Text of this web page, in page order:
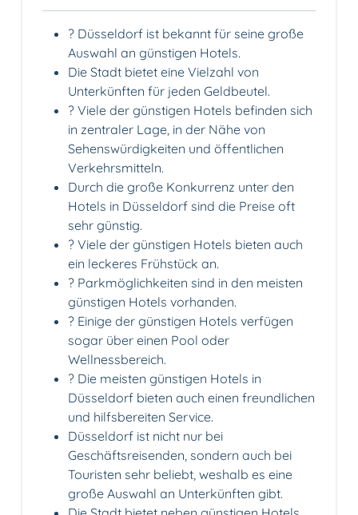
? Düsseldorf ist bekannt für seine große
Auswahl an günstigen Hotels.
Die Stadt bietet eine Vielzahl von
Unterkünften für jeden Geldbeutel.
?️ Viele der günstigen Hotels befinden sich
in zentraler Lage, in der Nähe von
Sehenswürdigkeiten und öffentlichen
Verkehrsmitteln.
Durch die große Konkurrenz unter den
Hotels in Düsseldorf sind die Preise oft
sehr günstig.
?️ Viele der günstigen Hotels bieten auch
ein leckeres Frühstück an.
? Parkmöglichkeiten sind in den meisten
günstigen Hotels vorhanden.
? Einige der günstigen Hotels verfügen
sogar über einen Pool oder
Wellnessbereich.
?️ Die meisten günstigen Hotels in
Düsseldorf bieten auch einen freundlichen
und hilfsbereiten Service.
Düsseldorf ist nicht nur bei
Geschäftsreisenden, sondern auch bei
Touristen sehr beliebt, weshalb es eine
große Auswahl an Unterkünften gibt.